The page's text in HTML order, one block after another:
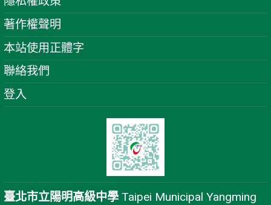
著作權聲明
本站使用正體字
聯絡我們
登入
臺北市立陽明高級中學 Taipei Municipal Yangming